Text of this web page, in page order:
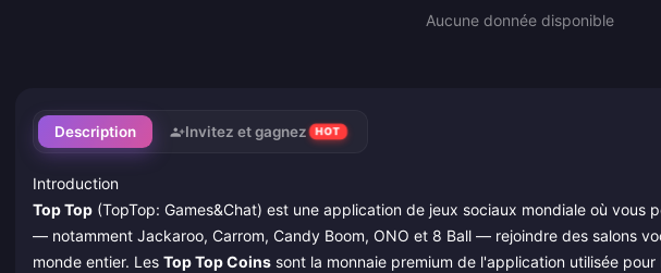
Aucune donnée disponible
Description Invitez et gagnez HOT
Introduction
Top Top (TopTop: Games&Chat) est une application de jeux sociaux mondiale où
— notamment Jackaroo, Carrom, Candy Boom, ONO et 8 Ball — rejoindre des salons
monde entier. Les Top Top Coins sont la monnaie premium de l'application utilisée